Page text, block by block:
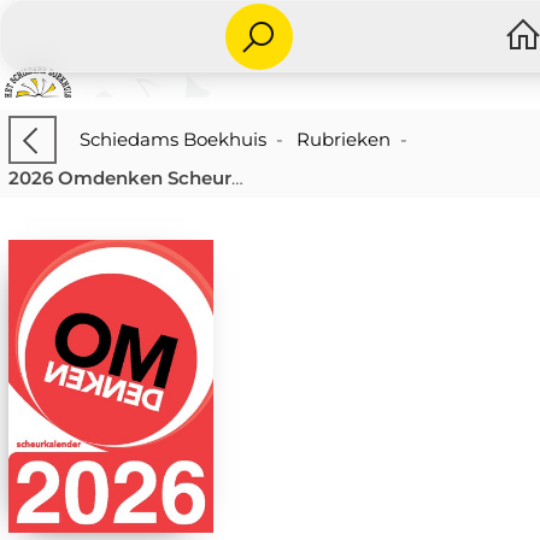
Schiedams Boekhuis- Rubrieken -
2026 Omdenken Scheurkalender